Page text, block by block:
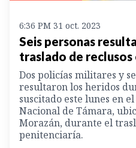
6:36 PM 31 oct. 2023
Seis personas
traslado de reclusos
Dos policías militares y
resultaron los heridos
suscitado este lunes en
Nacional de Támara,
Morazán, durante el
penitenciaría.